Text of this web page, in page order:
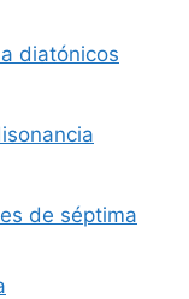
diatónicos
de séptima